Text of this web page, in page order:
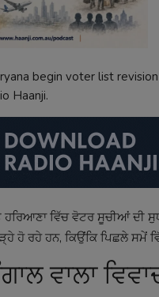
begin voter list
Haanji.
ਵਿੱਚ ਵੋਟਰ ਸੂਚੀਆਂ ਦੀ
ਹੋ ਰਹੇ ਹਨ, ਕਿਉਂਕਿ ਪਿਛਲੇ ਸਮੇਂ
ਵਾਲਾ